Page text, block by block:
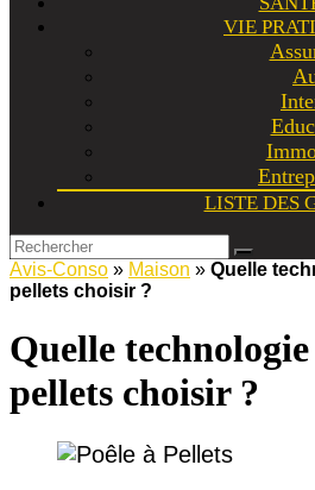
VIE
LISTE DES
Avis-Conso » Maison » Quelle
pellets choisir ?
Quelle
pellets choisir ?